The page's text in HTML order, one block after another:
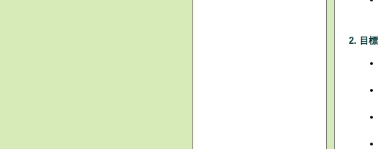
2. 目標